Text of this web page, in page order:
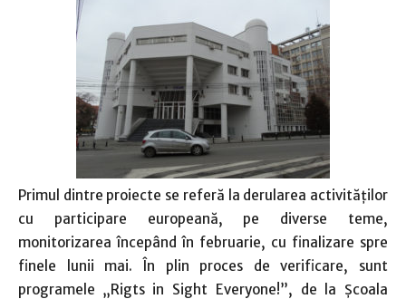
Primul dintre proiecte se referă la derularea activităţilor
cu participare europeană, pe diverse teme,
monitorizarea începând în februarie, cu finalizare spre
finele lunii mai. În plin proces de verificare, sunt
programele „Rigts in Sight Everyone!”, de la Şcoala